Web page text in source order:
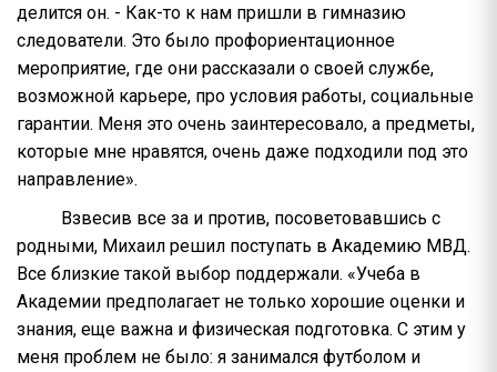
делится он. - Как-то к нам пришли в гимназию
следователи. Это было профориентационное
мероприятие, где они рассказали о своей службе,
возможной карьере, про условия работы, социальные
гарантии. Меня это очень заинтересовало, а предметы,
которые мне нравятся, очень даже подходили под это
направление».
Взвесив все за и против, посоветовавшись с
родными, Михаил решил поступать в Академию МВД.
Все близкие такой выбор поддержали. «Учеба в
Академии предполагает не только хорошие оценки и
знания, еще важна и физическая подготовка. С этим у
меня проблем не было: я занимался футболом и